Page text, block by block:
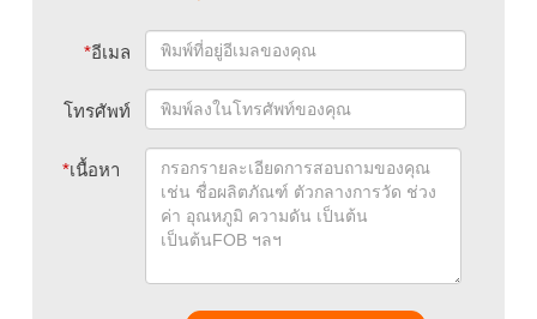
*อีเมล
โทรศัพท์
*เนื้อหา